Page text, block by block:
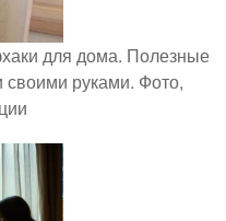
для дома. Полезные
руками. Фото,